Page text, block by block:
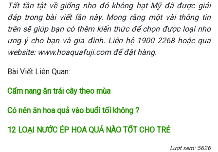
Tất tần tật về giống nho đỏ không hạt Mỹ đã được giải
đáp trong bài viết lần này. Mong rằng một vài thông tin
trên sẽ giúp bạn có thêm kiến thức để chọn được loại nho
ưng ý cho bạn và gia đình. Liên hệ 1900 2268 hoặc qua
website: www.hoaquafuji.com để đặt hàng.
Bài Viết Liên Quan:
Cẩm nang ăn trái cây theo mùa
Có nên ăn hoa quả vào buổi tối không ?
12 LOẠI NƯỚC ÉP HOA QUẢ NÀO TỐT CHO TRẺ
Lượt xem: 5626